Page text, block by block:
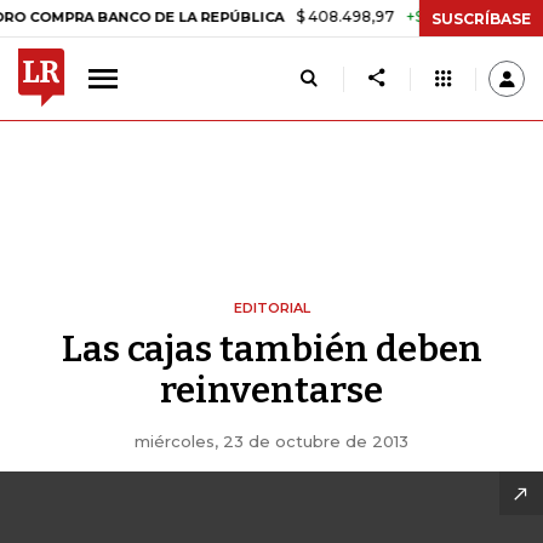
BANCO DE LA REPÚBLICA $ 408.498,97 +$ 8.753,81 +2,19%
SUSCRÍBASE
EDITORIAL
Las cajas también deben
reinventarse
miércoles, 23 de octubre de 2013